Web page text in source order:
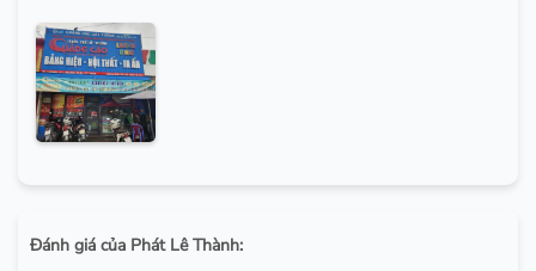
Đánh giá của Phát Lê Thành: